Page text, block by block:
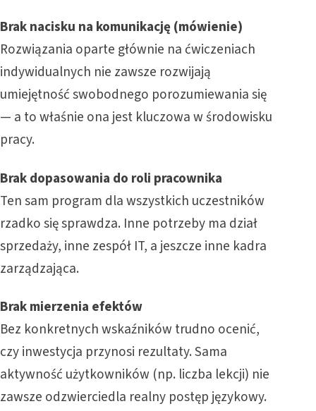
Brak nacisku na komunikację (mówienie)
Rozwiązania oparte głównie na ćwiczeniach
indywidualnych nie zawsze rozwijają
umiejętność swobodnego porozumiewania się
— a to właśnie ona jest kluczowa w środowisku
pracy.
Brak dopasowania do roli pracownika
Ten sam program dla wszystkich uczestników
rzadko się sprawdza. Inne potrzeby ma dział
sprzedaży, inne zespół IT, a jeszcze inne kadra
zarządzająca.
Brak mierzenia efektów
Bez konkretnych wskaźników trudno ocenić,
czy inwestycja przynosi rezultaty. Sama
aktywność użytkowników (np. liczba lekcji) nie
zawsze odzwierciedla realny postęp językowy.